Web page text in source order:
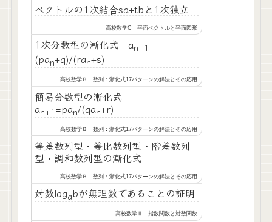
ベクトルの1次結合sa+tbと1次独立
高校数学C 平面ベクトルと平面図形
1次分数型の漸化式 an+1 =
(pan+q)/(ran+s)
高校数学Ｂ 数列：漸化式17パターンの解法とその応用
簡易分数型の漸化式
an+1 =pan/(qan+r)
高校数学Ｂ 数列：漸化式17パターンの解法とその応用
等差数列型・等比数列型・階差数列
型・調和数列型の漸化式
高校数学Ｂ 数列：漸化式17パターンの解法とその応用
対数logabが無理数であることの証明
高校数学Ⅱ 指数関数と対数関数